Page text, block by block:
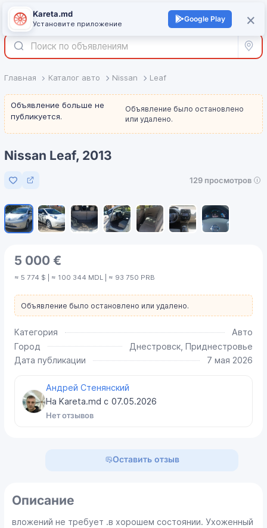
Войти +
Все
Главная Каталог авто Nissan Leaf
Объявление больше не
публикуется.
Объявление было остановлено
или удалено.
Nissan Leaf, 2013
Добавить в избранное
129 просмотров
5 000 €
≈ 5 774 $ | ≈ 100 344 MDL | ≈ 93 750 PRB
Объявление было остановлено или удалено.
Категория
Авто
Город
Днестровск, Приднестровье
Дата публикации
7 мая 2026
Андрей Стенянский
На Kareta.md с 07.05.2026
Нет отзывов
Оставить отзыв
Описание
вложений не требует .в хорошем состоянии. Ухоженный
×
Kareta.md
Установите приложение
Google Play